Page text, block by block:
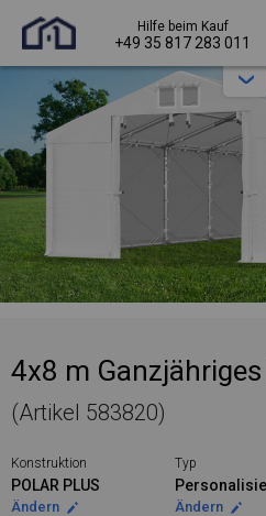
Hilfe beim Kauf
+49 35 817 283 011
4x8 m
(Artikel 583820)
Konstruktion
POLAR PLUS
Ändern
Typ
Ändern